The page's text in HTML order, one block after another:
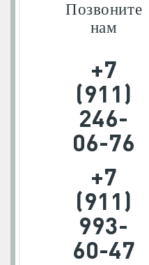
Позвоните
нам
+7
(911)
246-
06-76
+7
(911)
993-
60-47